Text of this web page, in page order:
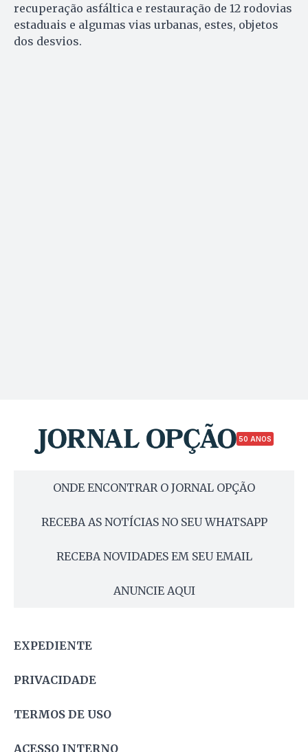
recuperação asfáltica e restauração de 12 rodovias
estaduais e algumas vias urbanas, estes, objetos
dos desvios.
50 ANOS
ONDE ENCONTRAR O JORNAL OPÇÃO
RECEBA AS NOTÍCIAS NO SEU WHATSAPP
RECEBA NOVIDADES EM SEU EMAIL
ANUNCIE AQUI
EXPEDIENTE
PRIVACIDADE
TERMOS DE USO
ACESSO INTERNO